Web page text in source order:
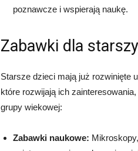
poznawcze i wspierają naukę.
Zabawki dla
Starsze dzieci mają już rozwinięte
które rozwijają ich
grupy wiekowej:
Zabawki naukowe: